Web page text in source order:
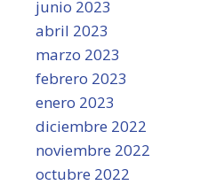
junio 2023
abril 2023
marzo 2023
febrero 2023
enero 2023
diciembre 2022
noviembre 2022
octubre 2022